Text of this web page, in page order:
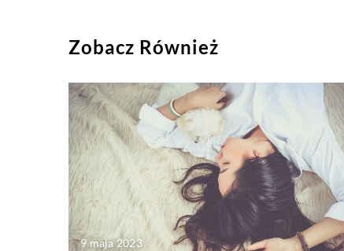
Zobacz Również
9 maja 2023